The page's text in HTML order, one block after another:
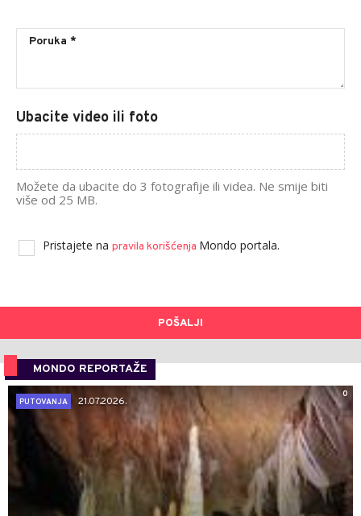
Ubacite video ili foto
Možete da ubacite do 3 fotografije ili videa. Ne smije biti
više od 25 MB.
Pristajete na pravila korišćenja Mondo portala.
POŠALJI
MONDO REPORTAŽE
0
PUTOVANJA
21.07.2026.